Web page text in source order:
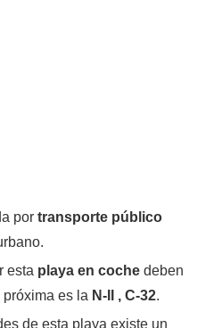
por transporte público
esta playa en coche deben
es la N-II , C-32.
de esta playa existe un